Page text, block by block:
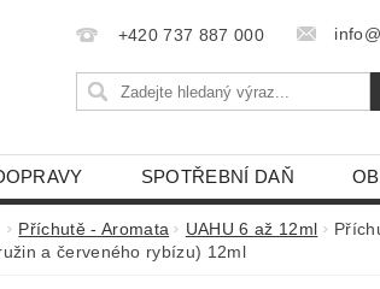
+420 737 887 000
SPOTŘEBNÍ DAŇ
Příchutě - Aromata UAHU 6 až 12ml
a červeného rybízu) 12ml